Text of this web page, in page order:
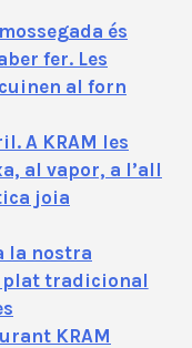
és
fer. Les
al forn
A KRAM les
al vapor, a l’all
joia
la nostra
plat tradicional
KRAM